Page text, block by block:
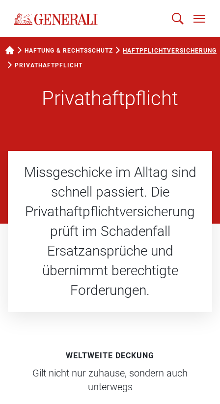
HAFTUNG & RECHTSSCHUTZ HAFTPFLICHTVERSICHERUNG
PRIVATHAFTPFLICHT
Privathaftpflicht
Missgeschicke im Alltag sind
schnell passiert. Die
Privathaftpflichtversicherung
prüft im Schadenfall
Ersatzansprüche und
übernimmt berechtigte
Forderungen.
WELTWEITE DECKUNG
Gilt nicht nur zuhause, sondern auch
unterwegs